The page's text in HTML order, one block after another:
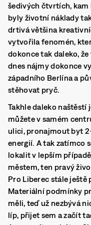
šedivých čtvrtích, kam
byly životní náklady
drtivá většina
vytvořila fenomén,
dokonce tak daleko,
dnes nájmy dokonce
západního Berlína a
stěhovat pryč.
Takhle daleko naštěstí
můžete v samém
ulici, pronajmout byt
energií. A tak zatímco
lokalit v lepším
městem, ten pravý
Pro Liberec stále ještě
Materiální podmínky
měli, teď už nezbývá
líp, přijet sem a začít